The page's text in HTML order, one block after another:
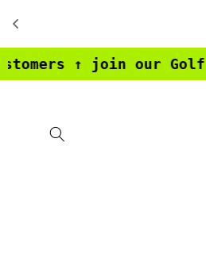
our Golf Fight
direttamente
ai contenuti